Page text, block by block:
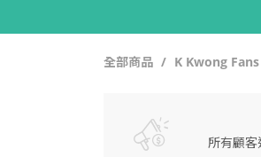
全部商品 K Kwong
所有顧客